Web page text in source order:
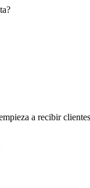
a recibir